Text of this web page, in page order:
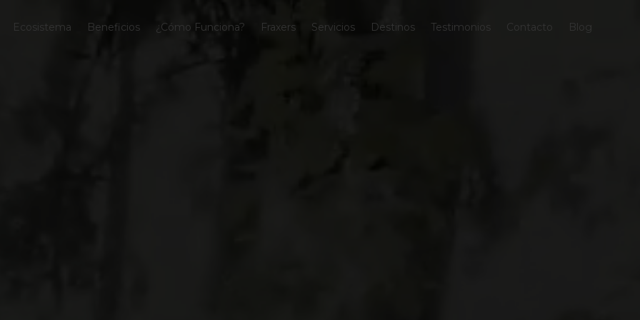
Ecosistema Beneficios ¿Cómo Funciona? Fraxers Servicios Destinos Testimonios Contacto Blog